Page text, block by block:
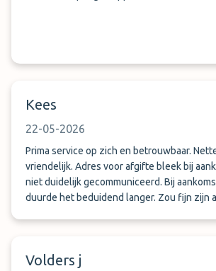
Kees
22-05-2026
Prima service op zich en betrouwbaar.
vriendelijk. Adres voor afgifte bleek bij
niet duidelijk gecommuniceerd. Bij aankomst op luchthaven
duurde het beduidend langer. Zou fijn zijn
Volders j